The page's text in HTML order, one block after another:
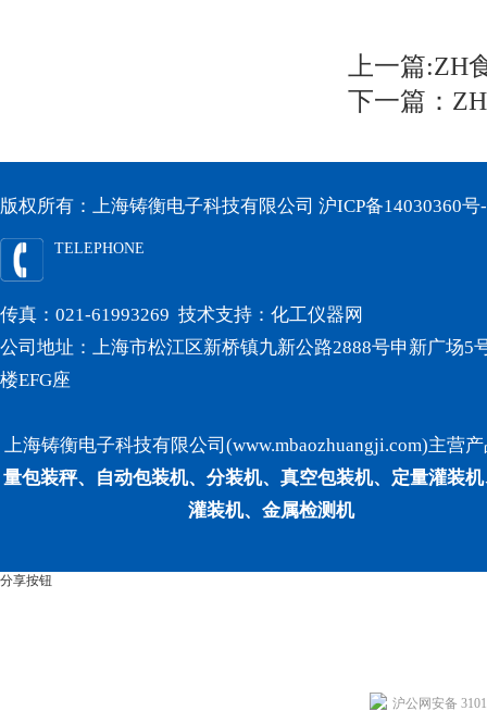
上一篇:ZH
下一篇：
版权所有：上海铸衡电子科技有限公司 沪ICP备14030360号
TELEPHONE
传真：021-61993269 技术支持： 化工仪器网
公司地址：上海市松江区新桥镇九新公路2888号申新广场5
楼EFG座
上海铸衡电子科技有限公司(www.mbaozhuangji.com)主营
量包装秤、自动包装机、分装机、真空包装机、定量灌装
灌装机、金属检测机
分享按钮
沪公网安备